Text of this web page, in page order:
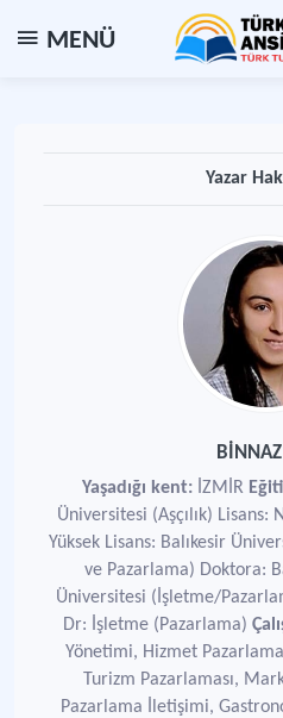
MENÜ
Yazar
Yaşadığı kent: İZMİR
Üniversitesi (Aşçılık)
Yüksek Lisans: Balıkesir
ve Pazarlama) Doktora:
Üniversitesi (İşletme/
Dr: İşletme (Pazarlama)
Yönetimi, Hizmet
Turizm Pazarlaması,
Pazarlama İletişimi,